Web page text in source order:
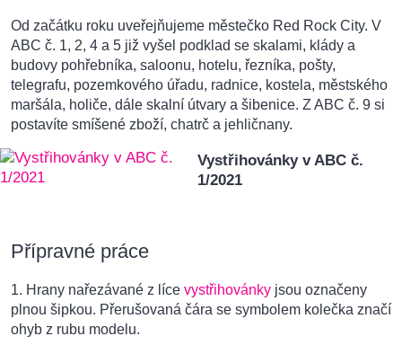
Od začátku roku uveřejňujeme městečko Red Rock City. V
ABC č. 1, 2, 4 a 5 již vyšel podklad se skalami, klády a
budovy pohřebníka, saloonu, hotelu, řezníka, pošty,
telegrafu, pozemkového úřadu, radnice, kostela, městského
maršála, holiče, dále skalní útvary a šibenice. Z ABC č. 9 si
postavíte smíšené zboží, chatrč a jehličnany.
Vystřihovánky v ABC č.
1/2021
Přípravné práce
1. Hrany nařezávané z líce vystřihovánky jsou označeny
plnou šipkou. Přerušovaná čára se symbolem kolečka značí
ohyb z rubu modelu.